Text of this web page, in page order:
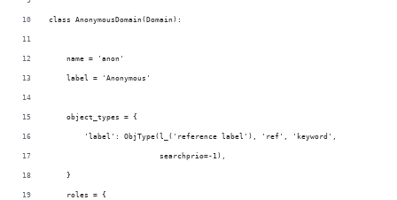
class AnonymousDomain(Domain):
    name = 'anon'
    label = 'Anonymous'
    object_types = {
        'label': ObjType(l_('reference label'), 'ref', 'keyword',
                         searchprio=-1),
    }
    roles = {